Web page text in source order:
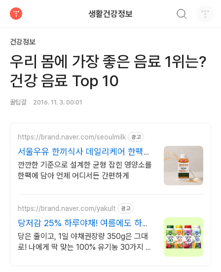
생활건강정보
건강정보
우리 몸에 가장 좋은 음료 1위는?
건강 음료 Top 10
꿀팁걸 2016. 11. 3. 00:01
https://brand.naver.com/seoulmilk 광고
서울우유 한끼식사 데일리케어 한팩에
담은 균형잡힌5대영양소
깐깐한 기준으로 설계한 균형 잡힌 영양소를
한팩에 담아 언제 어디서든 간편하게
https://brand.naver.com/yakult 광고
당저감 25% 하루야채! 여름에도 하루
야채로 관리해요
당은 줄이고, 1일 야채권장량 350g은 그대
로! 나에게 딱 맞는 100% 유기농 30가지 야